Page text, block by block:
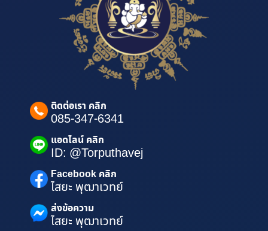
ติดต่อเรา คลิก
085-347-6341
แอดไลน์ คลิก
ID: @Torputhavej
Facebook คลิก
ไสยะ พุฒาเวทย์
ส่งข้อความ
ไสยะ พุฒาเวทย์